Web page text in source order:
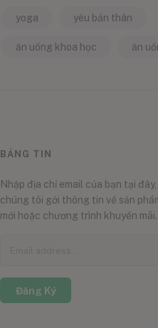
yoga yêu bản thân
ăn uống khoa học ăn
BẢNG TIN
Nhập địa chỉ email của bạn tại
chúng tôi gởi thông tin về sản
mới hoặc chương trình khuyến mãi.
Đăng Ký